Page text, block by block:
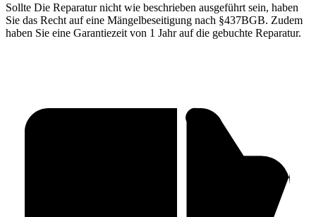
Sollte Die Reparatur nicht wie beschrieben ausgeführt sein, haben
Sie das Recht auf eine Mängelbeseitigung nach §437BGB. Zudem
haben Sie eine Garantiezeit von 1 Jahr auf die gebuchte Reparatur.